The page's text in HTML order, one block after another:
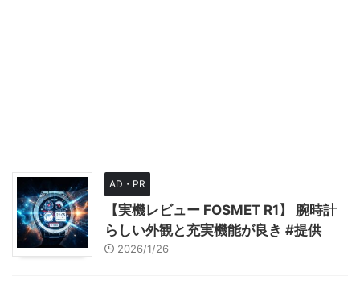
AD・PR
【実機レビュー FOSMET R1】 腕時計
らしい外観と充実機能が良き #提供
2026/1/26